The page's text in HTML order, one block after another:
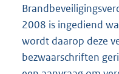
2008 is ingediend
wordt daarop deze
bezwaarschriften